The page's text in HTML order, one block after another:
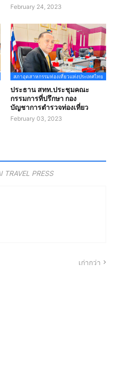
February 24, 2023
สภาอุตสาหกรรมท่องเที่ยวแห่งประเทศไทย
ประธาน สทท.ประชุมคณะ
กรรมการที่ปรึกษา กอง
บัญชาการตำรวจท่องเที่ยว
February 03, 2023
PRESS
เก่ากว่า